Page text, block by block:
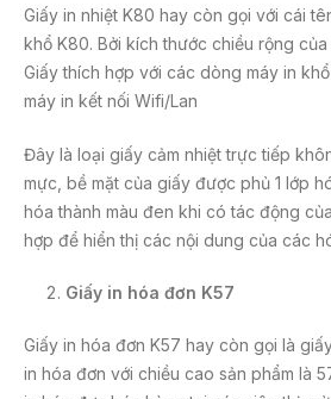
Giấy in nhiệt K80 hay còn gọi với cái
khổ K80. Bởi kích thước chiều rộng
Giấy thích hợp với các dòng máy in
máy in kết nối Wifi/Lan
Đây là loại giấy cảm nhiệt trực tiếp
mực, bề mặt của giấy được phủ 1 lớp
hóa thành màu đen khi có tác động
hợp để hiển thị các nội dung của các
Giấy in hóa đơn K57
Giấy in hóa đơn K57 hay còn gọi là
in hóa đơn với chiều cao sản phẩm là